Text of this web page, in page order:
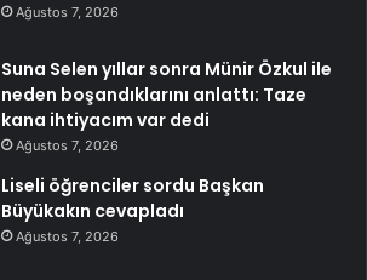
Ağustos 7, 2026
Suna Selen yıllar sonra Münir Özkul ile
neden boşandıklarını anlattı: Taze
kana ihtiyacım var dedi
Ağustos 7, 2026
Liseli öğrenciler sordu Başkan
Büyükakın cevapladı
Ağustos 7, 2026